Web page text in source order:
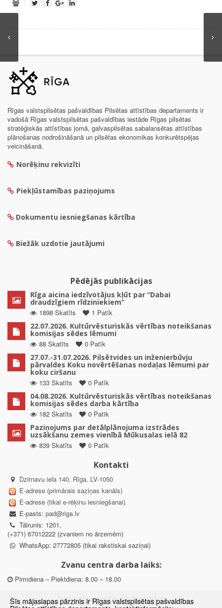
Rīgas valstspilsētas pašvaldības Pilsētas attīstības departaments ir
vadošā Rīgas valstspilsētas pašvaldības iestāde Rīgas pilsētas
stratēģiskās attīstības jomā, galvaspilsētas sabalansētas attīstības
plānošanas nodrošināšanā un pilsētas ekonomikas konkurētspējas
veicināšanā.
Norēķinu rekvizīti
Piekļūstamības paziņojums
Dokumentu iesniegšanas kārtība
Biežāk uzdotie jautājumi
Pēdējās publikācijas
Rīga aicina iedzīvotājus kļūt par “Dabai
draudzīgiem rīdziniekiem”
1898 Skatīts
1 Patīk
22.07.2026. Kultūrvēsturiskās vērtības noteikšanas
komisijas sēdes lēmumi
88 Skatīts
0 Patīk
27.07.-31.07.2026. Pilsētvides un inženierbūvju
pārvaldes Koku novērtēšanas nodaļas lēmumi par
koku ciršanu
133 Skatīts
0 Patīk
04.08.2026. Kultūrvēsturiskās vērtības noteikšanas
komisijas sēdes darba kārtība
182 Skatīts
0 Patīk
Paziņojums par detālplānojuma izstrādes
uzsākšanu zemes vienībā Mūkusalas ielā 82
839 Skatīts
0 Patīk
Kontakti
Dzirnavu iela 140, Rīga, LV-1050
E-adrese (primārais saziņas kanāls)
E-adrese (tikai e-rēķinu iesniegšanai)
E-pasts: pad@riga.lv
Tālrunis: 1201,
(+371) 67012222 (zvaniem no ārzemēm)
WhatsApp: 27772805 (tikai rakstiskai saziņai)
Zvanu centra darba laiks:
Pirmdiena – Piektdiena: 8.00 – 18.00
Departamenta darba laiks:
Šīs mājaslapas pārzinis ir Rīgas valstspilsētas pašvaldības